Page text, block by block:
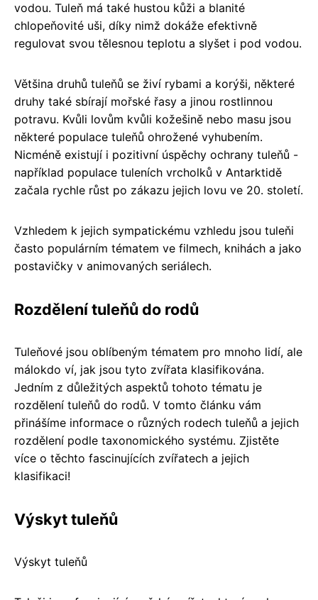
vodou. Tuleň má také hustou kůži a blanité
chlopeňovité uši, díky nimž dokáže efektivně
regulovat svou tělesnou teplotu a slyšet i pod vodou.
Většina druhů tuleňů se živí rybami a korýši, některé
druhy také sbírají mořské řasy a jinou rostlinnou
potravu. Kvůli lovům kvůli kožešině nebo masu jsou
některé populace tuleňů ohrožené vyhubením.
Nicméně existují i pozitivní úspěchy ochrany tuleňů -
například populace tuleních vrcholků v Antarktidě
začala rychle růst po zákazu jejich lovu ve 20. století.
Vzhledem k jejich sympatickému vzhledu jsou tuleňi
často populárním tématem ve filmech, knihách a jako
postavičky v animovaných seriálech.
Rozdělení tuleňů do rodů
Tuleňové jsou oblíbeným tématem pro mnoho lidí, ale
málokdo ví, jak jsou tyto zvířata klasifikována.
Jedním z důležitých aspektů tohoto tématu je
rozdělení tuleňů do rodů. V tomto článku vám
přinášíme informace o různých rodech tuleňů a jejich
rozdělení podle taxonomického systému. Zjistěte
více o těchto fascinujících zvířatech a jejich
klasifikaci!
Výskyt tuleňů
Výskyt tuleňů